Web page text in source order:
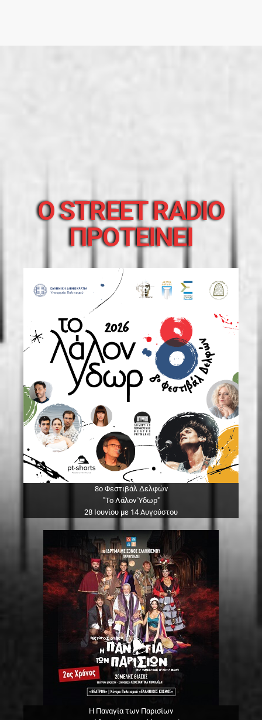
O STREET RADIO
ΠΡΟΤΕΙΝΕΙ
8ο Φεστιβάλ Δελφών
"Το Λάλον Ύδωρ"
28 Ιουνίου με 14 Αυγούστου
Η Παναγία των Παρισίων